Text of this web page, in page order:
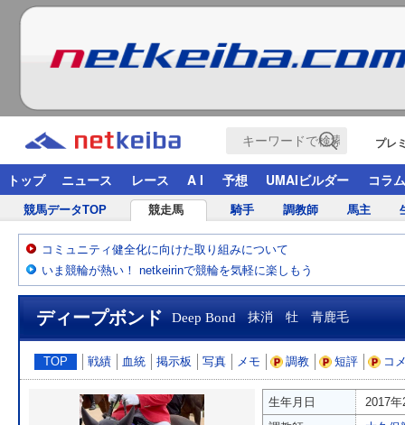
プレ
トップ ニュース レース A I 予想 UMAIビルダー コラム
競馬データTOP 競走馬 騎手 調教師 馬主
コミュニティ健全化に向けた取り組みについて
いま競輪が熱い！ netkeirinで競輪を気軽に楽しもう
ディープボンド Deep Bond 抹消 牡 青鹿毛
TOP 戦績 血統 掲示板 写真 メモ 調教 短評 コ
生年月日
2017